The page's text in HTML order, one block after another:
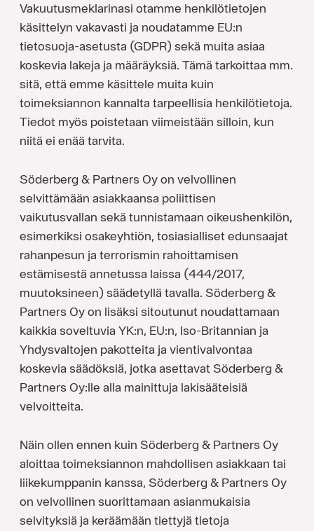
Vakuutusmeklarinasi otamme henkilötietojen
käsittelyn vakavasti ja noudatamme EU:n
tietosuoja-asetusta (GDPR) sekä muita asiaa
koskevia lakeja ja määräyksiä. Tämä tarkoittaa mm.
sitä, että emme käsittele muita kuin
toimeksiannon kannalta tarpeellisia henkilötietoja.
Tiedot myös poistetaan viimeistään silloin, kun
niitä ei enää tarvita.
Söderberg & Partners Oy on velvollinen
selvittämään asiakkaansa poliittisen
vaikutusvallan sekä tunnistamaan oikeushenkilön,
esimerkiksi osakeyhtiön, tosiasialliset edunsaajat
rahanpesun ja terrorismin rahoittamisen
estämisestä annetussa laissa (444/2017,
muutoksineen) säädetyllä tavalla. Söderberg &
Partners Oy on lisäksi sitoutunut noudattamaan
kaikkia soveltuvia YK:n, EU:n, Iso-Britannian ja
Yhdysvaltojen pakotteita ja vientivalvontaa
koskevia säädöksiä, jotka asettavat Söderberg &
Partners Oy:lle alla mainittuja lakisääteisiä
velvoitteita.
Näin ollen ennen kuin Söderberg & Partners Oy
aloittaa toimeksiannon mahdollisen asiakkaan tai
liikekumppanin kanssa, Söderberg & Partners Oy
on velvollinen suorittamaan asianmukaisia
selvityksiä ja keräämään tiettyjä tietoja